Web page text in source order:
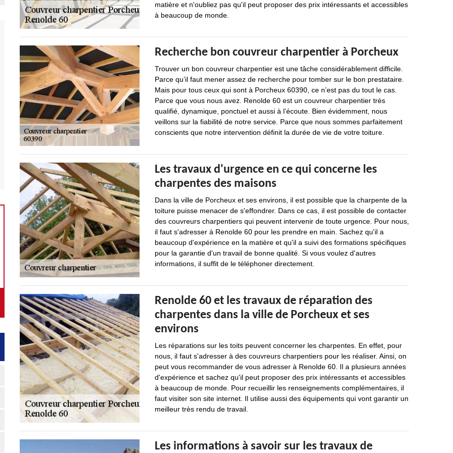
matière et n'oubliez pas qu'il peut proposer des prix intéressants et accessibles
à beaucoup de monde.
Recherche bon couvreur charpentier à Porcheux
Trouver un bon couvreur charpentier est une tâche considérablement difficile.
Parce qu’il faut mener assez de recherche pour tomber sur le bon prestataire.
Mais pour tous ceux qui sont à Porcheux 60390, ce n’est pas du tout le cas.
Parce que vous nous avez. Renolde 60 est un couvreur charpentier très
qualifié, dynamique, ponctuel et aussi à l’écoute. Bien évidemment, nous
veillons sur la fiabilité de notre service. Parce que nous sommes parfaitement
conscients que notre intervention définit la durée de vie de votre toiture.
Les travaux d'urgence en ce qui concerne les
charpentes des maisons
Dans la ville de Porcheux et ses environs, il est possible que la charpente de la
toiture puisse menacer de s'effondrer. Dans ce cas, il est possible de contacter
des couvreurs charpentiers qui peuvent intervenir de toute urgence. Pour nous,
il faut s'adresser à Renolde 60 pour les prendre en main. Sachez qu'il a
beaucoup d'expérience en la matière et qu'il a suivi des formations spécifiques
pour la garantie d'un travail de bonne qualité. Si vous voulez d'autres
informations, il suffit de le téléphoner directement.
Renolde 60 et les travaux de réparation des
charpentes dans la ville de Porcheux et ses
environs
Les réparations sur les toits peuvent concerner les charpentes. En effet, pour
nous, il faut s'adresser à des couvreurs charpentiers pour les réaliser. Ainsi, on
peut vous recommander de vous adresser à Renolde 60. Il a plusieurs années
d'expérience et sachez qu'il peut proposer des prix intéressants et accessibles
à beaucoup de monde. Pour recueillir les renseignements complémentaires, il
faut visiter son site internet. Il utilise aussi des équipements qui vont garantir un
meilleur très rendu de travail.
Les informations à savoir sur les travaux de